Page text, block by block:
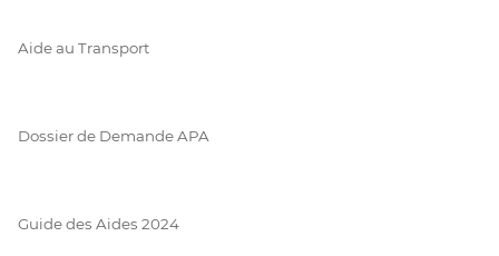
Aide au Transport
Dossier de Demande APA
Guide des Aides 2024